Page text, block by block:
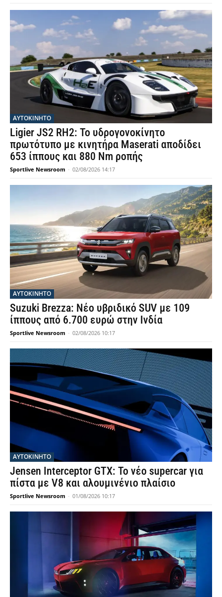
ΑΥΤΟΚΙΝΗΤΟ
Ligier JS2 RH2: Το υδρογονοκίνητο
πρωτότυπο με κινητήρα Maserati αποδίδει
653 ίππους και 880 Nm ροπής
Sportlive Newsroom - 02/08/2026 14:17
ΑΥΤΟΚΙΝΗΤΟ
Suzuki Brezza: Νέο υβριδικό SUV με 109
ίππους από 6.700 ευρώ στην Ινδία
Sportlive Newsroom - 02/08/2026 10:17
ΑΥΤΟΚΙΝΗΤΟ
Jensen Interceptor GTX: Το νέο supercar για
πίστα με V8 και αλουμινένιο πλαίσιο
Sportlive Newsroom - 01/08/2026 10:17